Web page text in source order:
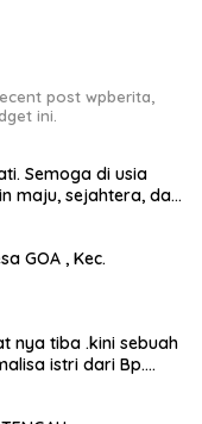
post wpberita,
ini.
Semoga di usia
maju, sejahtera, dan
Semoga sinergi
kuat demi
Dirgahayu
GOA , Kec.
nya tiba .kini sebuah
istri dari Bp.